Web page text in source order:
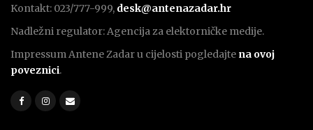
Kontakt: 023/777-999, desk@antenazadar.hr
Nadležni regulator: Agencija za elektorničke medije.
Impressum Antene Zadar u cijelosti pogledajte na ovoj
poveznici.